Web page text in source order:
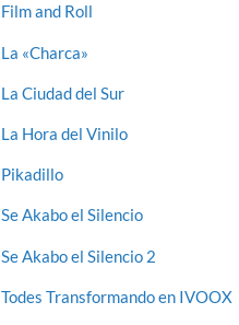
Film and Roll
La «Charca»
La Ciudad del Sur
La Hora del Vinilo
Pikadillo
Se Akabo el Silencio
Se Akabo el Silencio 2
Todes Transformando en IVOOX